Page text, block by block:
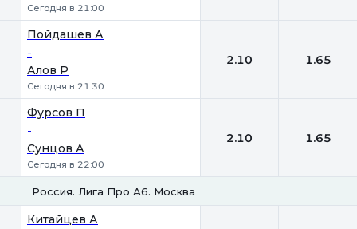
Сегодня в 21:00
Пойдашев А
-
Алов Р
Сегодня в 21:30
2.10 1.65
Фурсов П
-
Сунцов А
Сегодня в 22:00
2.10 1.65
Россия. Лига Про А6. Москва
Китайцев А